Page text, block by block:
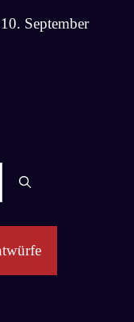
10. September